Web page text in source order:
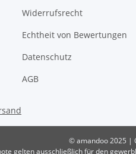
Widerrufsrecht
Echtheit von Bewertungen
Datenschutz
AGB
© amandoo 2025 |
gelten ausschließlich für den